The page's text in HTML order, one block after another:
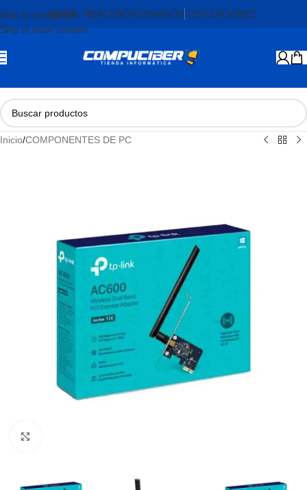
Skip to navigation
Skip to main content
PROD. REACONDICIONADOSCOTIZACIONES
Inicio/COMPONENTES DE PC